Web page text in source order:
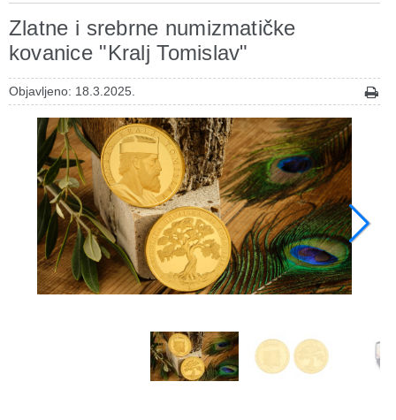
Zlatne i srebrne numizmatičke
kovanice "Kralj Tomislav"
Objavljeno: 18.3.2025.